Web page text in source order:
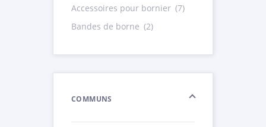
Accessoires pour bornier (7)
Bandes de borne (2)
COMMUNS